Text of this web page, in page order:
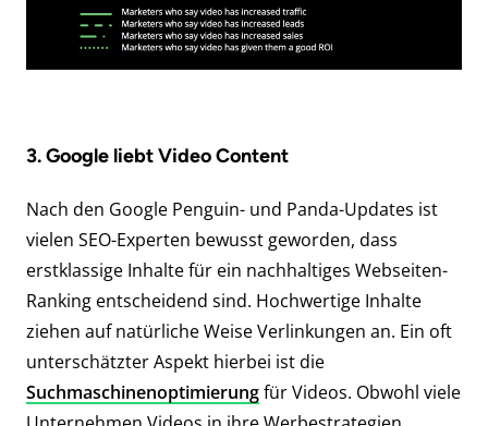
3. Google liebt Video Content
Nach den Google Penguin- und Panda-Updates ist
vielen SEO-Experten bewusst geworden, dass
erstklassige Inhalte für ein nachhaltiges Webseiten-
Ranking entscheidend sind. Hochwertige Inhalte
ziehen auf natürliche Weise Verlinkungen an. Ein oft
unterschätzter Aspekt hierbei ist die
Suchmaschinenoptimierungfür Videos. Obwohl viele